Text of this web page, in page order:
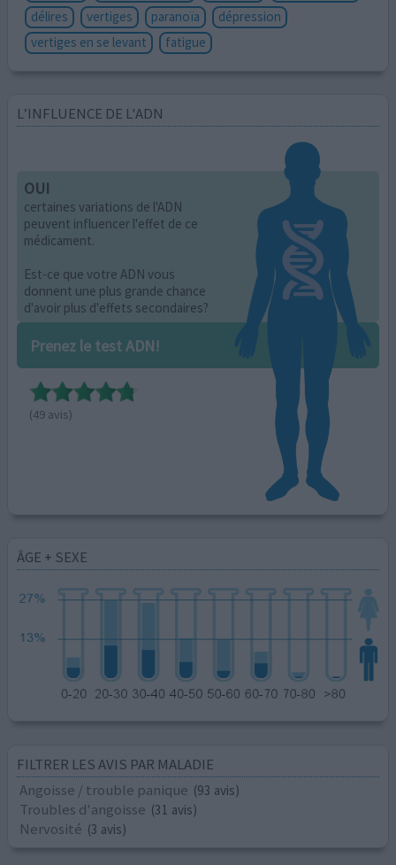
délires
vertiges paranoïa
dépression
vertiges en se levant
fatigue
L’INFLUENCE DE L'ADN
OUI
certaines variations de l'ADN
peuvent influencer l'effet de ce
médicament.
Est-ce que votre ADN vous
donnent une plus grande chance
d'avoir plus d'effets secondaires?
Prenez le test ADN!
(49 avis)
ÂGE + SEXE
FILTRER LES AVIS PAR MALADIE
Angoisse / trouble panique (93 avis)
Troubles d'angoisse (31 avis)
Nervosité (3 avis)